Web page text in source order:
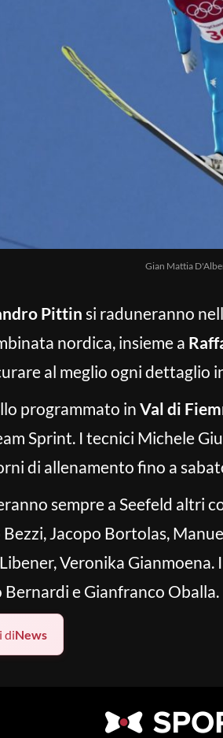
Gian Mattia
Pittin si raduneranno
nordica, insieme a
al meglio ogni dettaglio
programmato in Val di
Sprint. I tecnici Michele
di allenamento fino a
sempre a Seefeld altri
Jacopo Bortolas,
Veronika
e Gianfranco Oballa.
diNews